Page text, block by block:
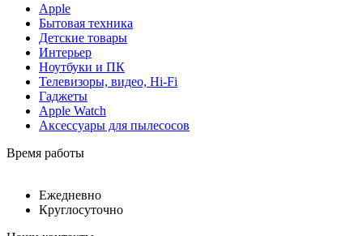
Apple
Бытовая техника
Детские товары
Интерьер
Ноутбуки и ПК
Телевизоры, видео, Hi-Fi
Гаджеты
Apple Watch
Аксессуары для пылесосов
Время работы
Ежедневно
Круглосуточно